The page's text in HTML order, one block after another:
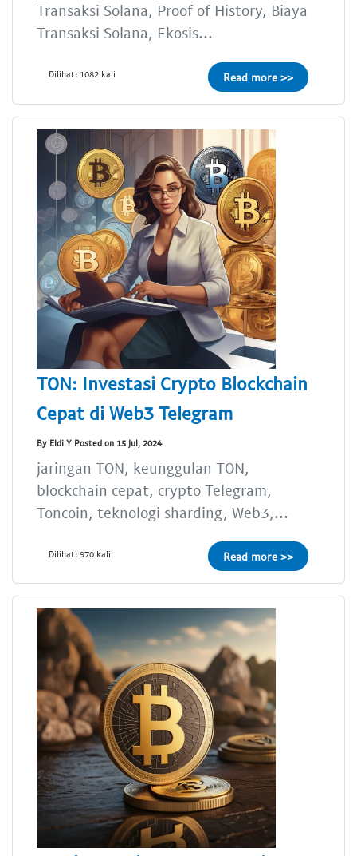
Transaksi Solana, Proof of History, Biaya
Transaksi Solana, Ekosis...
Dilihat: 1082 kali Read more >>
TON: Investasi Crypto Blockchain
Cepat di Web3 Telegram
By Eldi Y Posted on 15 Jul, 2024
jaringan TON, keunggulan TON,
blockchain cepat, crypto Telegram,
Toncoin, teknologi sharding, Web3,...
Dilihat: 970 kali Read more >>